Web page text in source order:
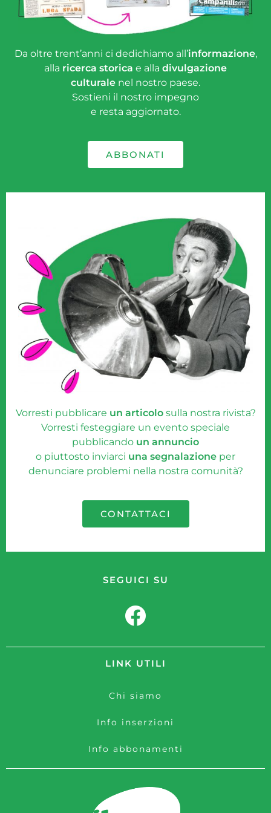
Da oltre trent’anni ci dedichiamo all’informazione,
alla ricerca storica e alla divulgazione
culturale nel nostro paese.
Sostieni il nostro impegno
e resta aggiornato.
ABBONATI
Vorresti pubblicare un articolosulla nostra rivista?
Vorresti festeggiare un evento speciale
pubblicando un annuncio
o piuttosto inviarci una segnalazione per
denunciare problemi nella nostra comunità?
CONTATTACI
LINK UTILI
Chi siamo
Info inserzioni
Info abbonamenti
SEGUICI SU